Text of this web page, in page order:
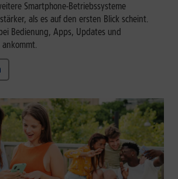
Smartphone-Betriebssysteme
als es auf den ersten Blick scheint.
Bedienung, Apps, Updates und